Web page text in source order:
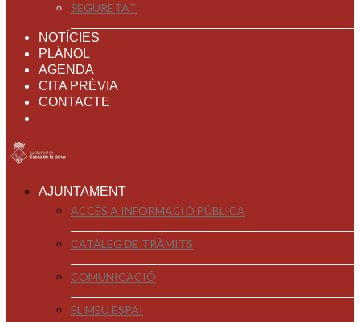
SEGURETAT
NOTÍCIES
PLÀNOL
AGENDA
CITA PRÈVIA
CONTACTE
AJUNTAMENT
ACCÉS A INFORMACIÓ PÚBLICA
CATÀLEG DE TRÀMITS
COMUNICACIÓ
EL MEU ESPAI